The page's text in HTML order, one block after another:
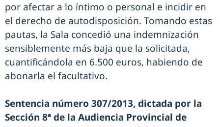
por afectar a lo íntimo o personal e incidir en
el derecho de autodisposición. Tomando estas
pautas, la Sala concedió una indemnización
sensiblemente más baja que la solicitada,
cuantificándola en 6.500 euros, habiendo de
abonarla el facultativo.
Sentencia número 307/2013, dictada por la
Sección 8ª de la Audiencia Provincial de